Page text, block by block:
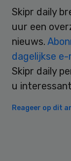
Skipr daily
uur een
nieuws.
dagelijkse
Skipr daily
u
Reageer op dit